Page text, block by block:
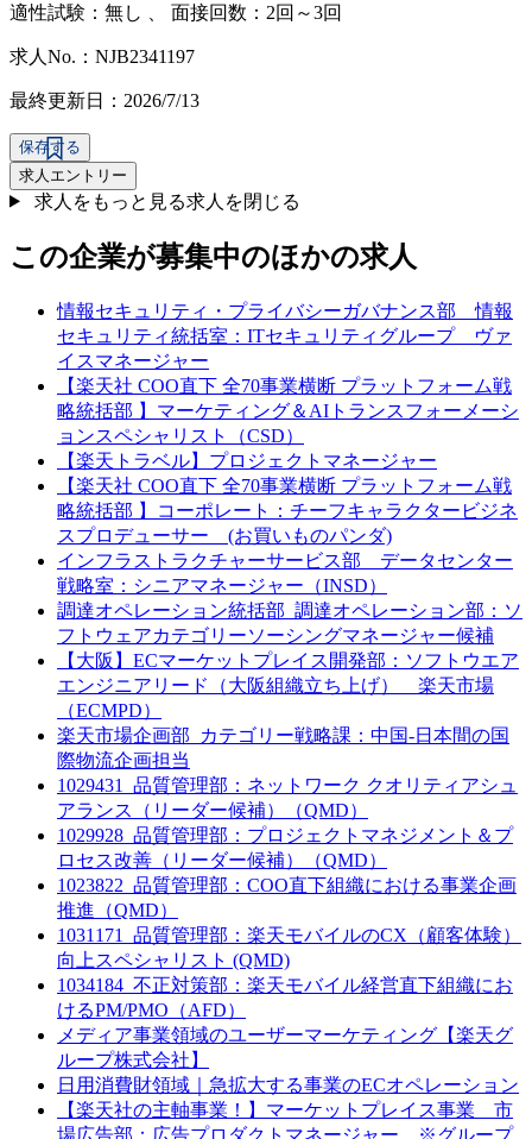
適性試験： 無し 面接回数：2回～3回
求人No.：NJB2341197
最終更新日：2026/7/13
保存する
求人エントリー
求人をもっと見る求人を閉じる
この企業が募集中のほかの求人
情報セキュリティ・プライバシーガバナンス部 情報
セキュリティ統括室：ITセキュリティグループ ヴァ
イスマネージャー
【楽天社 COO直下 全70事業横断 プラットフォーム戦
略統括部 】マーケティング＆AIトランスフォーメーシ
ョンスペシャリスト（CSD）
【楽天トラベル】プロジェクトマネージャー
【楽天社 COO直下 全70事業横断 プラットフォーム戦
略統括部 】コーポレート：チーフキャラクタービジネ
スプロデューサー (お買いものパンダ)
インフラストラクチャーサービス部 データセンター
戦略室：シニアマネージャー（INSD）
調達オペレーション統括部_調達オペレーション部：ソ
フトウェアカテゴリーソーシングマネージャー候補
【大阪】ECマーケットプレイス開発部：ソフトウエア
エンジニアリード（大阪組織立ち上げ） 楽天市場
（ECMPD）
楽天市場企画部_カテゴリー戦略課：中国-日本間の国
際物流企画担当
1029431_品質管理部：ネットワーク クオリティアシュ
アランス（リーダー候補）（QMD）
1029928_品質管理部：プロジェクトマネジメント＆プ
ロセス改善（リーダー候補）（QMD）
1023822_品質管理部：COO直下組織における事業企画
推進（QMD）
1031171_品質管理部：楽天モバイルのCX（顧客体験）
向上スペシャリスト (QMD)
1034184_不正対策部：楽天モバイル経営直下組織にお
けるPM/PMO（AFD）
メディア事業領域のユーザーマーケティング【楽天グ
ループ株式会社】
日用消費財領域｜急拡大する事業のECオペレーション
【楽天社の主軸事業！】マーケットプレイス事業 市